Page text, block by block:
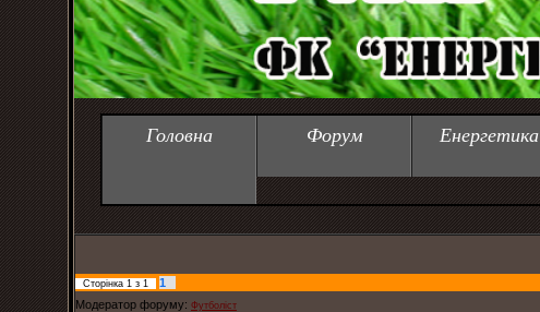
Головна Форум Енергетика
Сторінка 1 з 1
1
Модератор форуму: Футболіст